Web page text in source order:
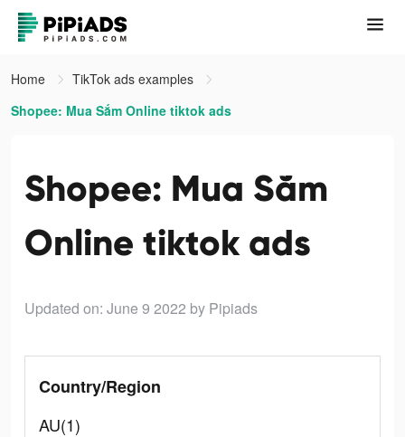
Home
TikTok ads examples
Shopee: Mua Sắm Online tiktok ads
Shopee: Mua Sắm
Online tiktok ads
Updated on: June 9 2022 by Pipiads
Country/Region
AU(1)